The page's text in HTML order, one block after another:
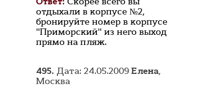
отдыхали в корпусе №2,
бронируйте номер в корпусе
"Приморский" из него выход
прямо на пляж.
495. Дата: 24.05.2009 Елена,
Москва